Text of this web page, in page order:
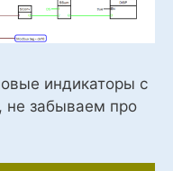
индикаторы с
не забываем про